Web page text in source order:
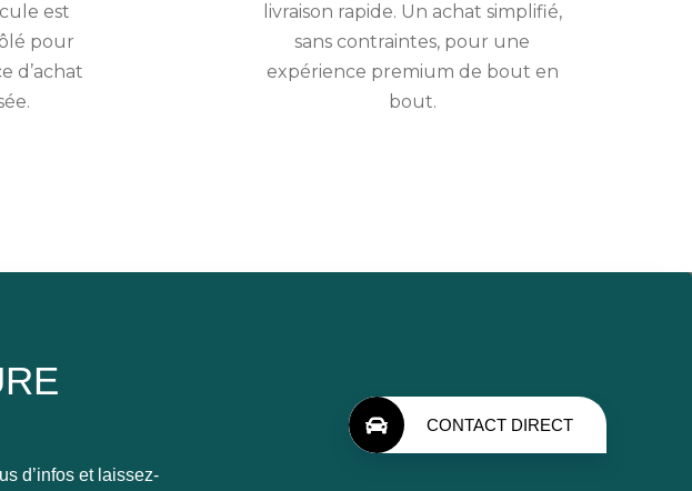
est
pour
d’achat
livraison rapide. Un achat simplifié,
sans contraintes, pour une
expérience premium de bout en
bout.
d’infos et laissez-
CONTACT DIRECT